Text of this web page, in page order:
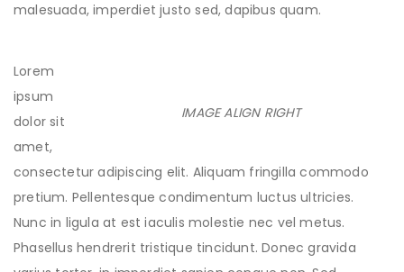
malesuada, imperdiet justo sed, dapibus quam.
IMAGE ALIGN RIGHT
Lorem
ipsum
dolor sit
amet,
consectetur adipiscing elit. Aliquam fringilla commodo
pretium. Pellentesque condimentum luctus ultricies.
Nunc in ligula at est iaculis molestie nec vel metus.
Phasellus hendrerit tristique tincidunt. Donec gravida